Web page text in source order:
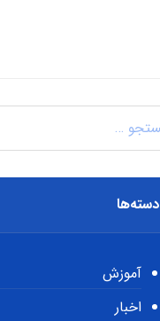
دسته‌ها
آموزش
اخبار